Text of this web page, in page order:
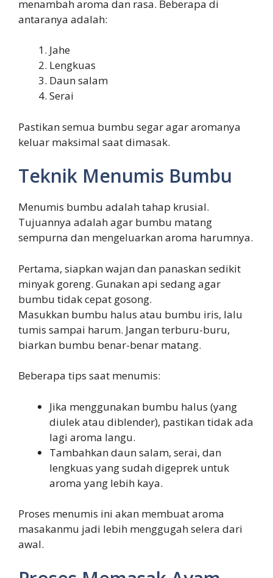
menambah aroma dan rasa. Beberapa di
antaranya adalah:
Jahe
Lengkuas
Daun salam
Serai
Pastikan semua bumbu segar agar aromanya
keluar maksimal saat dimasak.
Teknik Menumis Bumbu
Menumis bumbu adalah tahap krusial.
Tujuannya adalah agar bumbu matang
sempurna dan mengeluarkan aroma harumnya.
Pertama, siapkan wajan dan panaskan sedikit
minyak goreng. Gunakan api sedang agar
bumbu tidak cepat gosong.
Masukkan bumbu halus atau bumbu iris, lalu
tumis sampai harum. Jangan terburu-buru,
biarkan bumbu benar-benar matang.
Beberapa tips saat menumis:
Jika menggunakan bumbu halus (yang
diulek atau diblender), pastikan tidak ada
lagi aroma langu.
Tambahkan daun salam, serai, dan
lengkuas yang sudah digeprek untuk
aroma yang lebih kaya.
Proses menumis ini akan membuat aroma
masakanmu jadi lebih menggugah selera dari
awal.